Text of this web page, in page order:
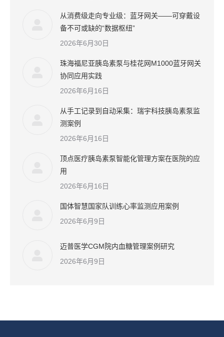
从消费级走向专业级：蓝牙网关——可穿戴设
备不可或缺的“数据枢纽”
2026年6月30日
珠海福尼亚胰岛素泵与桂花网M1000蓝牙网关
协同应用实践
2026年6月16日
从手工记录到自动采集：瑞宇科技胰岛素泵监
测案例
2026年6月16日
顶点医疗胰岛素泵智能化管理方案在医院的应
用
2026年6月16日
国体智慧国家队训练心率监测应用案例
2026年6月9日
迈普医学CGM院内血糖管理案例研究
2026年6月9日